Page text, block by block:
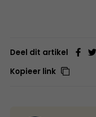
Deel dit artikel
Kopieer link